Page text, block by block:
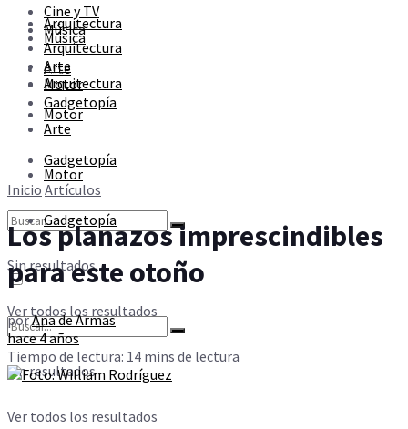
Arquitectura
Arte
Motor
Gadgetopía
Sin resultados
Ver todos los resultados
Música
Arquitectura
Arte
Motor
Gadgetopía
Sin resultados
Ver todos los resultados
Sin resultados
Ver todos los resultados
Cine y TV
Música
Arquitectura
Arte
Motor
Gadgetopía
Inicio Artículos
Los planazos imprescindibles
para este otoño
porAna de Armas
hace 4 años
Tiempo de lectura: 14 mins de lectura